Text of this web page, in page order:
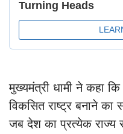
मुख्यमंत्री धामी ने कहा
विकसित राष्ट्र बनाने
जब देश का प्रत्येक राज्य